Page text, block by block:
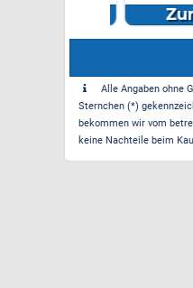
...
Alle Angaben ohne
Sternchen (*)
bekommen wir vom
keine Nachteile beim